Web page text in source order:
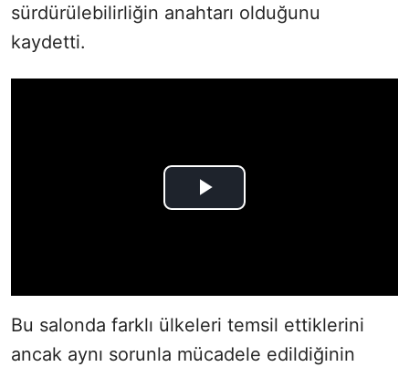
sürdürülebilirliğin anahtarı olduğunu
kaydetti.
Bu salonda farklı ülkeleri temsil ettiklerini
ancak aynı sorunla mücadele edildiğinin